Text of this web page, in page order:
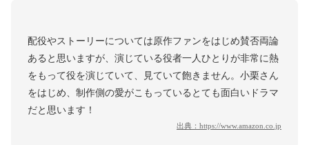
配役やストーリーについては原作ファンをはじめ賛否両論
あると思いますが、演じている役者一人ひとりが非常に熱
をもって役を演じていて、見ていて飽きません。小栗さん
をはじめ、制作側の愛がこもっているとても面白いドラマ
だと思います！
出典： https://www.amazon.co.jp